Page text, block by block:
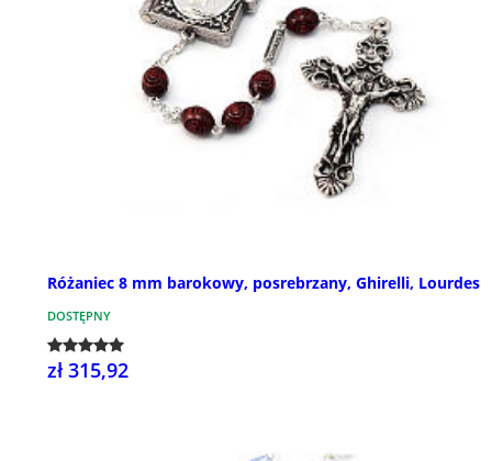
Różaniec 8 mm barokowy, posrebrzany, Ghirelli, Lourdes
DOSTĘPNY
zł 315,92